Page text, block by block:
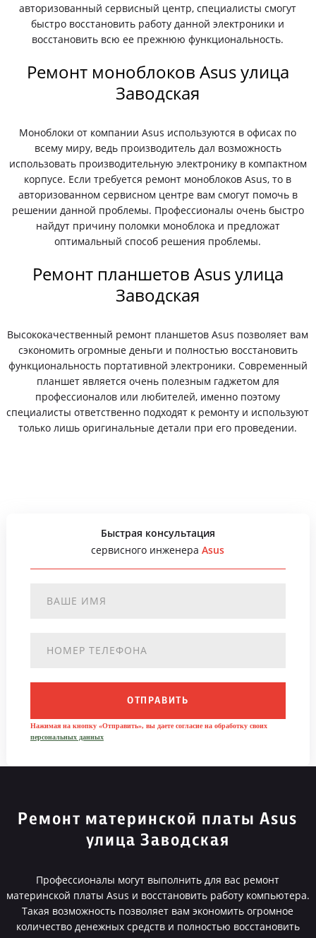
авторизованный сервисный центр, специалисты смогут
быстро восстановить работу данной электроники и
восстановить всю ее прежнюю функциональность.
Ремонт моноблоков Asus улица
Заводская
Моноблоки от компании Asus используются в офисах по
всему миру, ведь производитель дал возможность
использовать производительную электронику в компактном
корпусе. Если требуется ремонт моноблоков Asus, то в
авторизованном сервисном центре вам смогут помочь в
решении данной проблемы. Профессионалы очень быстро
найдут причину поломки моноблока и предложат
оптимальный способ решения проблемы.
Ремонт планшетов Asus улица
Заводская
Высококачественный ремонт планшетов Asus позволяет вам
сэкономить огромные деньги и полностью восстановить
функциональность портативной электроники. Современный
планшет является очень полезным гаджетом для
профессионалов или любителей, именно поэтому
специалисты ответственно подходят к ремонту и используют
только лишь оригинальные детали при его проведении.
Быстрая консультация
сервисного инженераAsus
ОТПРАВИТЬ
Нажимая на кнопку «Отправить», вы даете согласие на обработку своих
персональных данных
Ремонт материнской платы Asus
улица Заводская
Профессионалы могут выполнить для вас ремонт
материнской платы Asus и восстановить работу компьютера.
Такая возможность позволяет вам экономить огромное
количество денежных средств и полностью восстановить